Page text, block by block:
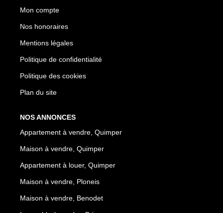
Mon compte
Nos honoraires
Mentions légales
Politique de confidentialité
Politique des cookies
Plan du site
NOS ANNONCES
Appartement à vendre, Quimper
Maison à vendre, Quimper
Appartement à louer, Quimper
Maison à vendre, Ploneis
Maison à vendre, Benodet